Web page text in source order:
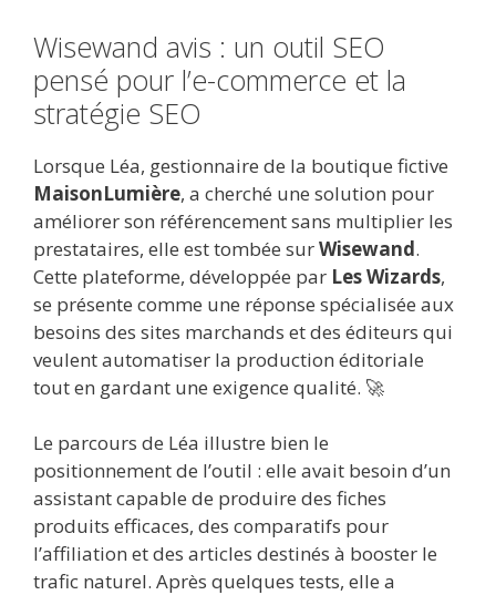
Wisewand avis : un outil SEO
pensé pour l’e-commerce et la
stratégie SEO
Lorsque Léa, gestionnaire de la boutique fictive
MaisonLumière, a cherché une solution pour
améliorer son référencement sans multiplier les
prestataires, elle est tombée surWisewand.
Cette plateforme, développée par Les Wizards,
se présente comme une réponse spécialisée aux
besoins des sites marchands et des éditeurs qui
veulent automatiser la production éditoriale
tout en gardant une exigence qualité. 🚀
Le parcours de Léa illustre bien le
positionnement de l’outil : elle avait besoin d’un
assistant capable de produire des fiches
produits efficaces, des comparatifs pour
l’affiliation et des articles destinés à booster le
trafic naturel. Après quelques tests, elle a